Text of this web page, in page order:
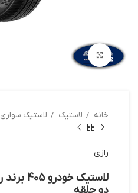
بزرگنمایی تصویر
خانه لاستیک لاستیک سواری
رازی
دو حلقه